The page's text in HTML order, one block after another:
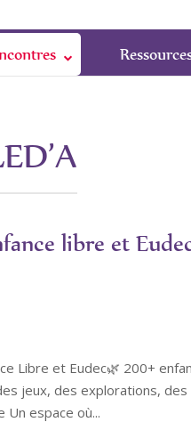
libre et
Libre et Eudec🌿 200+
jeux, des explorations, des
espace où...